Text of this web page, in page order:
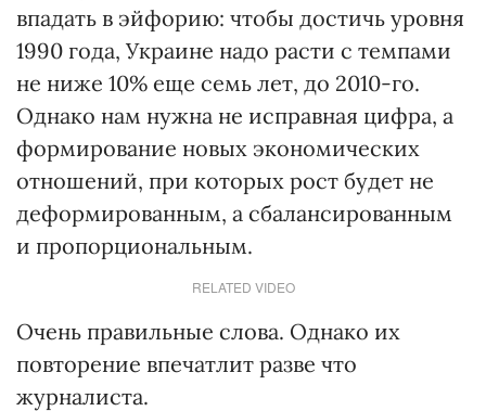
впадать в эйфорию: чтобы достичь уровня
1990 года, Украине надо расти с темпами
не ниже 10% еще семь лет, до 2010-го.
Однако нам нужна не исправная цифра, а
формирование новых экономических
отношений, при которых рост будет не
деформированным, а сбалансированным
и пропорциональным.
RELATED VIDEO
Очень правильные слова. Однако их
повторение впечатлит разве что
журналиста.